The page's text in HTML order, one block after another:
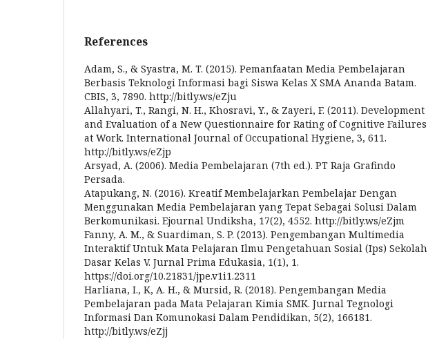
References
Adam, S., & Syastra, M. T. (2015). Pemanfaatan Media Pembelajaran
Berbasis Teknologi Informasi bagi Siswa Kelas X SMA Ananda Batam.
CBIS, 3, 7890. http://bitly.ws/eZju
Allahyari, T., Rangi, N. H., Khosravi, Y., & Zayeri, F. (2011). Development
and Evaluation of a New Questionnaire for Rating of Cognitive Failures
at Work. International Journal of Occupational Hygiene, 3, 611.
http://bitly.ws/eZjp
Arsyad, A. (2006). Media Pembelajaran (7th ed.). PT Raja Grafindo
Persada.
Atapukang, N. (2016). Kreatif Membelajarkan Pembelajar Dengan
Menggunakan Media Pembelajaran yang Tepat Sebagai Solusi Dalam
Berkomunikasi. Ejournal Undiksha, 17(2), 4552. http://bitly.ws/eZjm
Fanny, A. M., & Suardiman, S. P. (2013). Pengembangan Multimedia
Interaktif Untuk Mata Pelajaran Ilmu Pengetahuan Sosial (Ips) Sekolah
Dasar Kelas V. Jurnal Prima Edukasia, 1(1), 1.
https://doi.org/10.21831/jpe.v1i1.2311
Harliana, I., K, A. H., & Mursid, R. (2018). Pengembangan Media
Pembelajaran pada Mata Pelajaran Kimia SMK. Jurnal Tegnologi
Informasi Dan Komunokasi Dalam Pendidikan, 5(2), 166181.
http://bitly.ws/eZjj